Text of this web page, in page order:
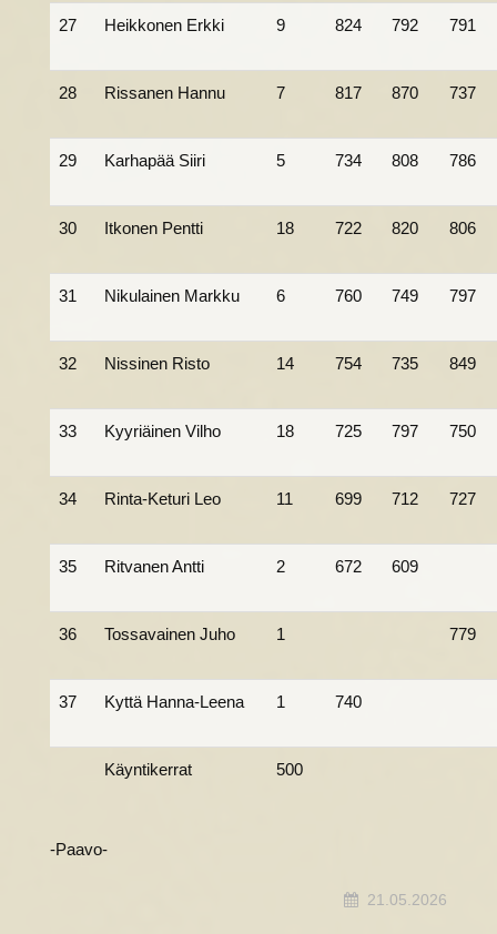
27 Heikkonen Erkki 9 824 792 791
28 Rissanen Hannu 7 817 870 737
29 Karhapää Siiri 5 734 808 786
30 Itkonen Pentti 18 722 820 806
31 Nikulainen Markku 6 760 749 797
32 Nissinen Risto 14 754 735 849
33 Kyyriäinen Vilho 18 725 797 750
34 Rinta-Keturi Leo 11 699 712 727
35 Ritvanen Antti 2 672 609
36 Tossavainen Juho 1 779
37 Kyttä Hanna-Leena 1 740
Käyntikerrat 500
-Paavo-
21.05.2026